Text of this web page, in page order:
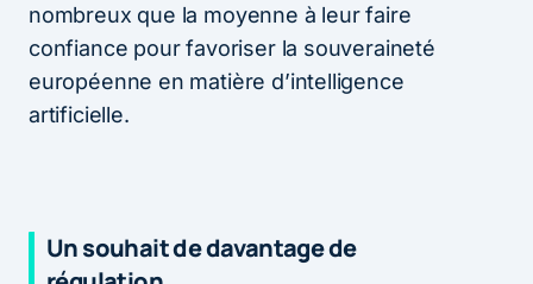
nombreux que la moyenne à leur faire
confiance pour favoriser la souveraineté
européenne en matière d’intelligence
artificielle.
Un souhait de davantage de